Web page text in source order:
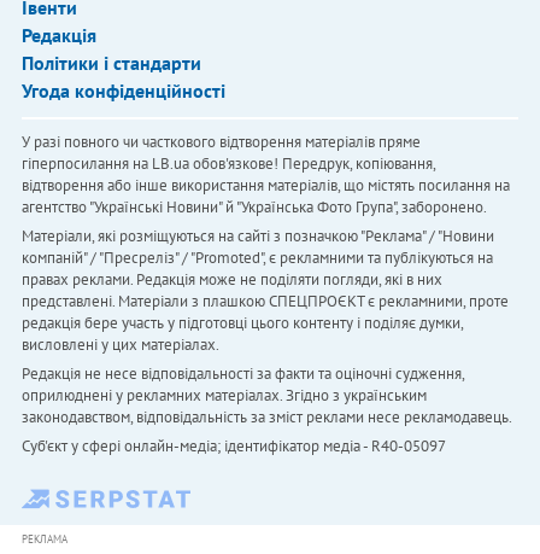
Івенти
Редакція
Політики і стандарти
Угода конфіденційності
У разі повного чи часткового відтворення матеріалів пряме
гіперпосилання на LB.ua обов'язкове! Передрук, копіювання,
відтворення або інше використання матеріалів, що містять посилання на
агентство "Українськi Новини" й "Українська Фото Група", заборонено.
Матеріали, які розміщуються на сайті з позначкою "Реклама" / "Новини
компаній" / "Пресреліз" / "Promoted", є рекламними та публікуються на
правах реклами. Редакція може не поділяти погляди, які в них
представлені. Матеріали з плашкою СПЕЦПРОЄКТ є рекламними, проте
редакція бере участь у підготовці цього контенту і поділяє думки,
висловлені у цих матеріалах.
Редакція не несе відповідальності за факти та оціночні судження,
оприлюднені у рекламних матеріалах. Згідно з українським
законодавством, відповідальність за зміст реклами несе рекламодавець.
Cуб'єкт у сфері онлайн-медіа; ідентифікатор медіа - R40-05097
РЕКЛАМА